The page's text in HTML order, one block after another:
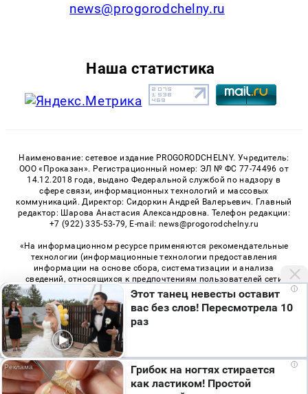
news@progorodchelny.ru
Наша статистика
Наименование: сетевое издание PROGORODCHELNY. Учредитель:
ООО «Проказан». Регистрационный номер: ЭЛ № ФС 77-74496 от
14.12.2018 года, выдано Федеральной службой по надзору в
сфере связи, информационных технологий и массовых
коммуникаций. Директор: Сидоркин Андрей Валерьевич. Главный
редактор: Шарова Анастасия Александровна. Телефон редакции:
+7 (922) 335-53-79, E-mail: news@progorodchelny.ru
«На информационном ресурсе применяются рекомендательные
технологии (информационные технологии предоставления
информации на основе сбора, систематизации и анализа
сведений, относящихся к предпочтениям пользователей сети
«Интернет», находящихся на территории Российской
Федерации)». Правила применения рекомендательных
технологий в виджетах рекламно-обменной сети«СМИ2» (PDF),
«Sparrow» (PDF)
© 2026 «PROGorodChelny» | Все права защищены
Возрастная категория сайта 16+
Мы используем cookie. Во время посещения сайта
вы соглашаетесь с тем, что мы обрабатываем
ваши персональные данные с использованием
i
Этот танец невесты оставит
вас без слов! Пересмотрела 10
раз
i
Грибок на ногтях стирается
как ластиком! Простой